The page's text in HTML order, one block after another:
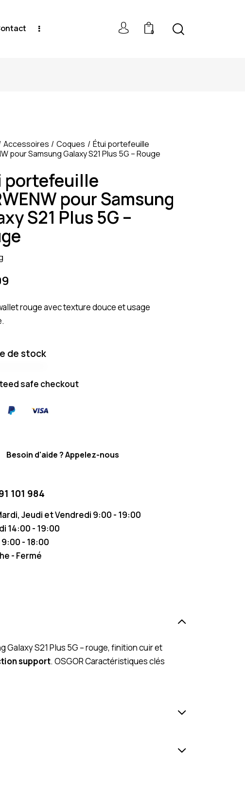
0
Accessoires Coques
Étui portefeuille
pour Samsung Galaxy S21 Plus 5G – Rouge
portefeuille
pour Samsung
S21 Plus 5G –
rouge avec texture douce et usage
de stock
safe checkout
Besoin d'aide ? Appelez-nous
101 984
Jeudi et Vendredi 9:00 - 19:00
14:00 - 19:00
- 18:00
- Fermé
Galaxy S21 Plus 5G – rouge, finition cuir et
support. OSGOR Caractéristiques clés